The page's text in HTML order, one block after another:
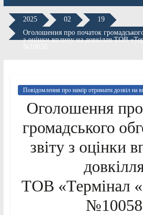
2025 02
19
Оголошення про початок
з оцінки впливу на довкілля ТОВ
Повідомлення про намір отримати дозвіл на
Оголошення
громадського
звіту з оцінки
ТОВ «Термінал
№10058